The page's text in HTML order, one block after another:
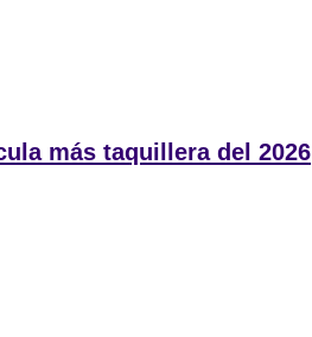
más taquillera del 2026